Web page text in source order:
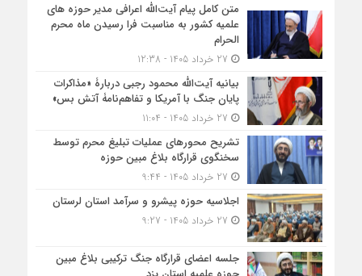
متن کامل پیام آیت‌الله اعرافی مدیر حوزه های
علمیه کشور به مناسبت فرا رسیدن ماه محرم
الحرام
بیانیه آیت‌الله محمود رجبی دربارۀ «مذاکرات
پایان جنگ با آمریکا و تفاهم‌نامۀ آتش بس»
تشریح محورهای عملیات تبلیغ محرم توسط
سخنگوی قرارگاه بلاغ مبین حوزه
اجلاسیه حوزه پیشرو و سرآمد استان لرستان
جلسه اعضای قرارگاه جنگ ترکیبی بلاغ مبین